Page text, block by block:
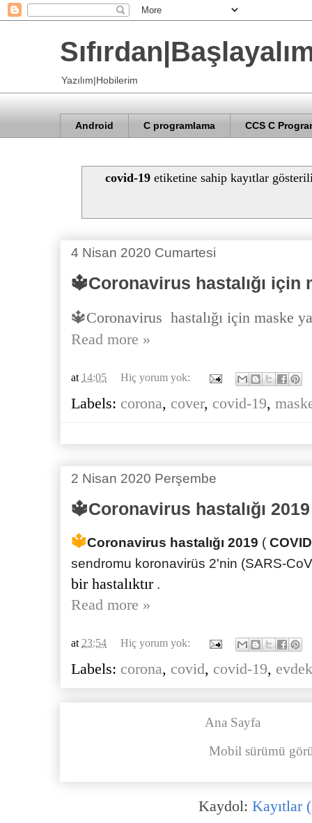
Yazılım|Hobilerim
Android C programlama CCS C
covid-19 etiketine sahip kayıtlar
4 Nisan 2020 Cumartesi
🔱Coronavirus hastalığı için
🔱Coronavirus hastalığı için maske
Read more »
at 14:05 Hiç yorum yok:
Labels: corona, cover, covid-19,
2 Nisan 2020 Perşembe
🔱Coronavirus hastalığı
🔱Coronavirus hastalığı 2019 (
sendromu koronavirüs 2'nin (SARS-
bir hastalıktır .
Read more »
at23:54 Hiç yorum yok:
Labels: corona, covid, covid-19,
Ana Sayfa
Mobil sürümü
Kaydol:Kayıtlar